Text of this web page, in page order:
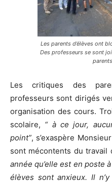
Les parents d’élèves ont
Des professeurs se sont
Les critiques des
professeurs sont dirigés
organisation des cours.
scolaire, “ à ce jour,
point”, s’exaspère
sont mécontents du travail
année qu’elle est en poste
élèves sont anxieux. Il